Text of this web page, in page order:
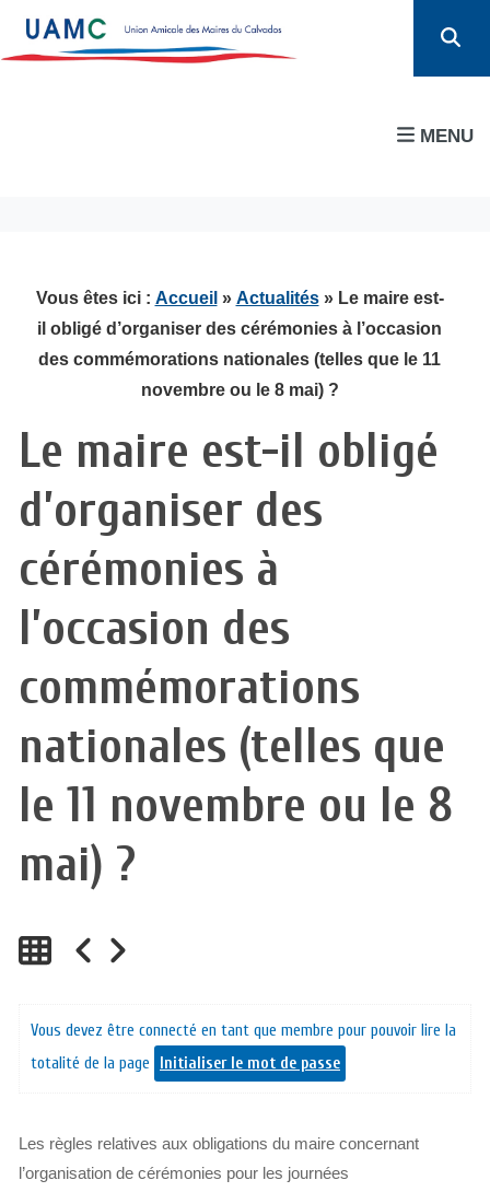
MENU
Vous êtes ici : Accueil » Actualités» Le maire est-
il obligé d’organiser des cérémonies à l’occasion
des commémorations nationales (telles que le 11
novembre ou le 8 mai) ?
Le maire est-il obligé
d’organiser des
cérémonies à
l’occasion des
commémorations
nationales (telles que
le 11 novembre ou le 8
mai) ?
Vous devez être connecté en tant que membre pour pouvoir lire la
totalité de la page
Initialiser le mot de passe
Les règles relatives aux obligations du maire concernant
l’organisation de cérémonies pour les journées